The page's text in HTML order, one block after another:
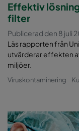
Effektiv
filter
Publicerad den 8 juli
Läs rapporten från
utvärderar effekten
miljöer.
Viruskontaminering